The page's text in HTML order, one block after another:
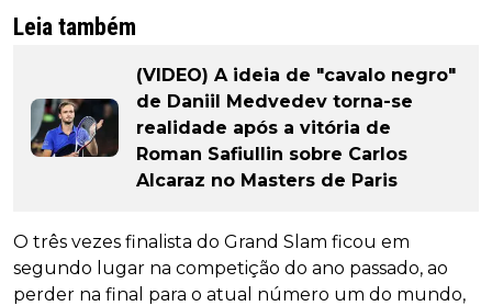
Leia também
(VIDEO) A ideia de "cavalo negro"
de Daniil Medvedev torna-se
realidade após a vitória de
Roman Safiullin sobre Carlos
Alcaraz no Masters de Paris
O três vezes finalista do Grand Slam ficou em
segundo lugar na competição do ano passado, ao
perder na final para o atual número um do mundo,